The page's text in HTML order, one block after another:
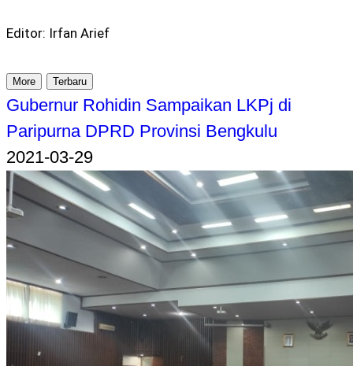
Editor: Irfan Arief
More Terbaru
Gubernur Rohidin Sampaikan LKPj di
Paripurna DPRD Provinsi Bengkulu
2021-03-29